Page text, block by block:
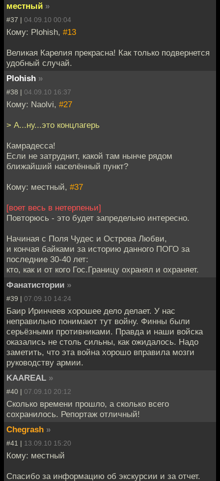
местный »
#37 | 04.09.10 00:04
Кому: Plohish, #13
Великая Карелия прекрасна! Как только подвернется
удобный случай.
Plohish »
#38 | 04.09.10 16:37
Кому: Naolvi, #27
> А...ну...это концлагерь
Камрадесса!
Если не затруднит, какой там нынче рядом
ближайший населённый пункт?
Кому: местный, #37
[воет весь в нетерпеньи]
Повторюсь - это будет запредельно интересно.
Начиная с Поля Чудес и Острова Любви,
и кончая байками за историю данного ПОГО за
последние 30-40 лет:
кто, как и от кого Гос.Границу охранял и охраняет.
Фанатистории »
#39 | 07.09.10 14:24
Баир Иринчеев хорошее дело делает. У нас
неправильно понимают тут войну. Финны были
серьёзными противниками. Правда и наши войска
оказались не столь сильны, как ожидалось. Надо
заметить, что эта война хорошо вправила мозги
руководству армии.
KAAREAL »
#40 | 07.09.10 20:12
Сколько времени прошло, а сколько всего
сохранилось. Репортаж отличный!
Chegrash »
#41 | 13.09.10 15:20
Кому: местный
Спасибо за информацию об экскурсии и за отчет.